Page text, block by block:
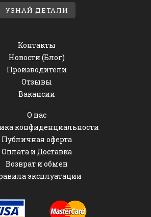
УЗНАЙ ДЕТАЛИ
Контакты
Новости (Блог)
Производители
Отзывы
Вакансии
О нас
конфиденциальности
Публичная оферта
Оплата и Доставка
Возврат и обмен
эксплуатации